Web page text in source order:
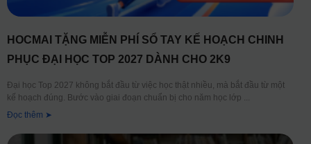
HOCMAI TẶNG MIỄN PHÍ SỔ TAY KẾ HOẠCH CHINH
PHỤC ĐẠI HỌC TOP 2027 DÀNH CHO 2K9
Đại học Top 2027 không bắt đầu từ việc học thật nhiều, mà bắt đầu từ một
kế hoạch đúng. Bước vào giai đoạn chuẩn bị cho năm học lớp
Đọc thêm ➤